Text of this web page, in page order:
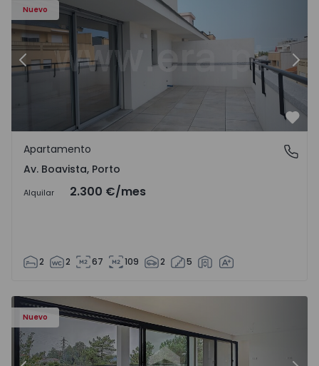
Nuevo
Anterior
Av. Boavista, Porto
Apartamento
Av. Boavista, Porto
Alquilar 2.300 €/mes
2 2 67 109 2 5
Nuevo